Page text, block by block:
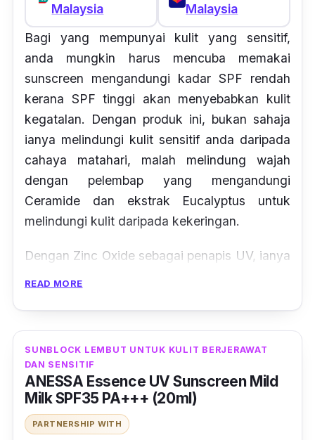
Malaysia
Malaysia
Bagi yang mempunyai kulit yang sensitif,
anda mungkin harus mencuba memakai
sunscreen mengandungi kadar SPF rendah
kerana SPF tinggi akan menyebabkan kulit
kegatalan. Dengan produk ini, bukan sahaja
ianya melindungi kulit sensitif anda daripada
cahaya matahari, malah melindung wajah
dengan pelembap yang mengandungi
Ceramide dan ekstrak Eucalyptus untuk
melindungi kulit daripada kekeringan.
Dengan Zinc Oxide sebagai penapis UV, ianya
READ MORE
SUNBLOCK LEMBUT UNTUK KULIT BERJERAWAT
DAN SENSITIF
ANESSA Essence UV Sunscreen Mild
Milk SPF35 PA+++ (20ml)
PARTNERSHIP WITH